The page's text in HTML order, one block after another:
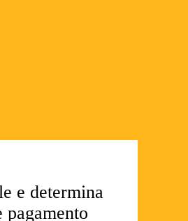
e determina
pagamento